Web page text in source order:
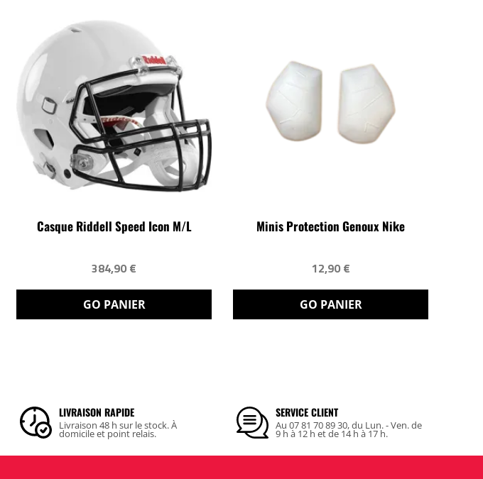
Casque Riddell Speed Icon M/L
384,90 €
GO PANIER
Minis Protection Genoux Nike
12,90 €
GO PANIER
LIVRAISON RAPIDE
Livraison 48 h sur le stock. À
domicile et point relais.
SERVICE CLIENT
Au 07 81 70 89 30, du Lun. - Ven. de
9 h à 12 h et de 14 h à 17 h.